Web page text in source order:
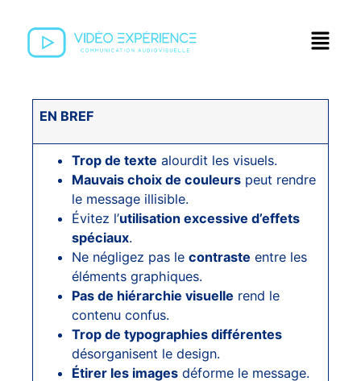
EN BREF
Trop de texte alourdit les visuels.
Mauvais choix de couleurs peut rendre
le message illisible.
Évitez l’utilisation excessive d’effets
spéciaux.
Ne négligez pas lecontraste entre les
éléments graphiques.
Pas de hiérarchie visuelle rend le
contenu confus.
Trop de typographies différentes
désorganisent le design.
Étirer les images déforme le message.